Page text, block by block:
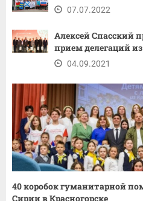
07.07.2022
Алексей Спасский
прием делегаций
04.09.2021
40 коробок гуманитарной
Сирии в Красногорске